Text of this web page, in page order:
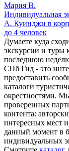
Мария В.
Индивидуальная
А. Куинджи в
до 4 человек
Думаете куда
экскурсии и туры
последнюю
СПб Гид - это
предоставить
каталоги
окрестностями.
проверенных
контента:
интересных мест
данный момент в
индивидуальных